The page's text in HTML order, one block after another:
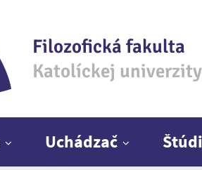
Filozofická fakulta
Katolíckej
Uchádzač